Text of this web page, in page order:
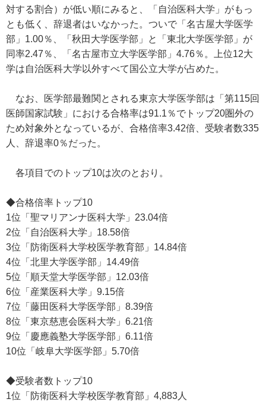
対する割合）が低い順にみると、「自治医科大学」がもっ
とも低く、辞退者はいなかった。ついで「名古屋大学医学
部」1.00％、「秋田大学医学部」と「東北大学医学部」が
同率2.47％、「名古屋市立大学医学部」4.76％。上位12大
学は自治医科大学以外すべて国公立大学が占めた。
なお、医学部最難関とされる東京大学医学部は「第115回
医師国家試験」における合格率は91.1％でトップ20圏外の
ため対象外となっているが、合格倍率3.42倍、受験者数335
人、辞退率0％だった。
各項目でのトップ10は次のとおり。
◆合格倍率トップ10
1位「聖マリアンナ医科大学」23.04倍
2位「自治医科大学」18.58倍
3位「防衛医科大学校医学教育部」14.84倍
4位「北里大学医学部」14.49倍
5位「順天堂大学医学部」12.03倍
6位「産業医科大学」9.15倍
7位「藤田医科大学医学部」8.39倍
8位「東京慈恵会医科大学」6.21倍
9位「慶應義塾大学医学部」6.11倍
10位「岐阜大学医学部」5.70倍
◆受験者数トップ10
1位「防衛医科大学校医学教育部」4,883人